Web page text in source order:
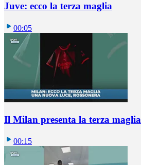
Juve: ecco la terza maglia
00:05
Il Milan presenta la terza maglia
00:15